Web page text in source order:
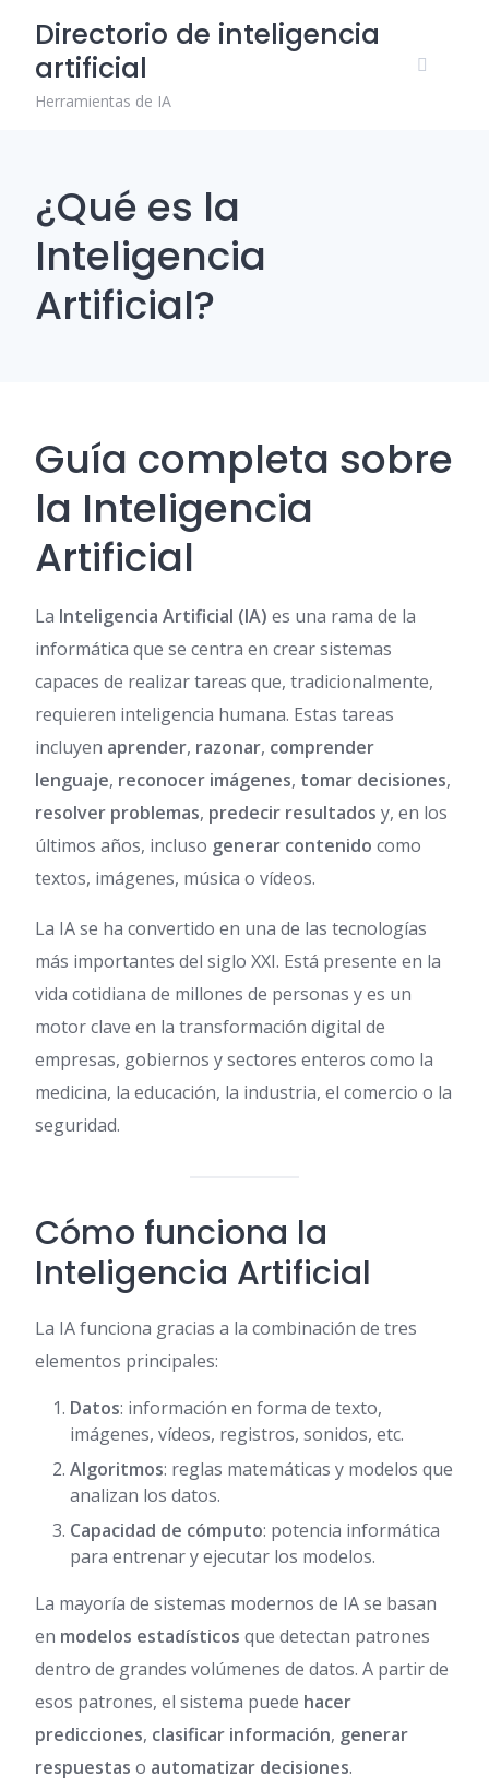
content
Directorio de inteligencia
artificial
Herramientas de IA
¿Qué es la
Inteligencia
Artificial?
Guía completa sobre
la Inteligencia
Artificial
La Inteligencia Artificial (IA) es una rama de la
informática que se centra en crear sistemas
capaces de realizar tareas que, tradicionalmente,
requieren inteligencia humana. Estas tareas
incluyen aprender, razonar, comprender
lenguaje, reconocer imágenes, tomar decisiones,
resolver problemas, predecir resultados y, en los
últimos años, incluso generar contenido como
textos, imágenes, música o vídeos.
La IA se ha convertido en una de las tecnologías
más importantes del siglo XXI. Está presente en la
vida cotidiana de millones de personas y es un
motor clave en la transformación digital de
empresas, gobiernos y sectores enteros como la
medicina, la educación, la industria, el comercio o la
seguridad.
Cómo funciona la
Inteligencia Artificial
La IA funciona gracias a la combinación de tres
elementos principales:
Datos: información en forma de texto,
imágenes, vídeos, registros, sonidos, etc.
Algoritmos: reglas matemáticas y modelos que
analizan los datos.
Capacidad de cómputo: potencia informática
para entrenar y ejecutar los modelos.
La mayoría de sistemas modernos de IA se basan
en modelos estadísticos que detectan patrones
dentro de grandes volúmenes de datos. A partir de
esos patrones, el sistema puede hacer
predicciones, clasificar información, generar
respuestas o automatizar decisiones.